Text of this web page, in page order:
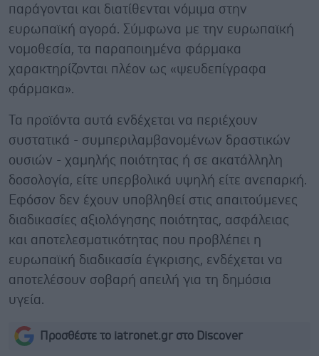
παράγονται και διατίθενται νόμιμα στην
ευρωπαϊκή αγορά. Σύμφωνα με την ευρωπαϊκή
νομοθεσία, τα παραποιημένα φάρμακα
χαρακτηρίζονται πλέον ως «ψευδεπίγραφα
φάρμακα».
Τα προϊόντα αυτά ενδέχεται να περιέχουν
συστατικά - συμπεριλαμβανομένων δραστικών
ουσιών - χαμηλής ποιότητας ή σε ακατάλληλη
δοσολογία, είτε υπερβολικά υψηλή είτε ανεπαρκή.
Εφόσον δεν έχουν υποβληθεί στις απαιτούμενες
διαδικασίες αξιολόγησης ποιότητας, ασφάλειας
και αποτελεσματικότητας που προβλέπει η
ευρωπαϊκή διαδικασία έγκρισης, ενδέχεται να
αποτελέσουν σοβαρή απειλή για τη δημόσια
υγεία.
Προσθέστε το iatronet.gr στο Discover